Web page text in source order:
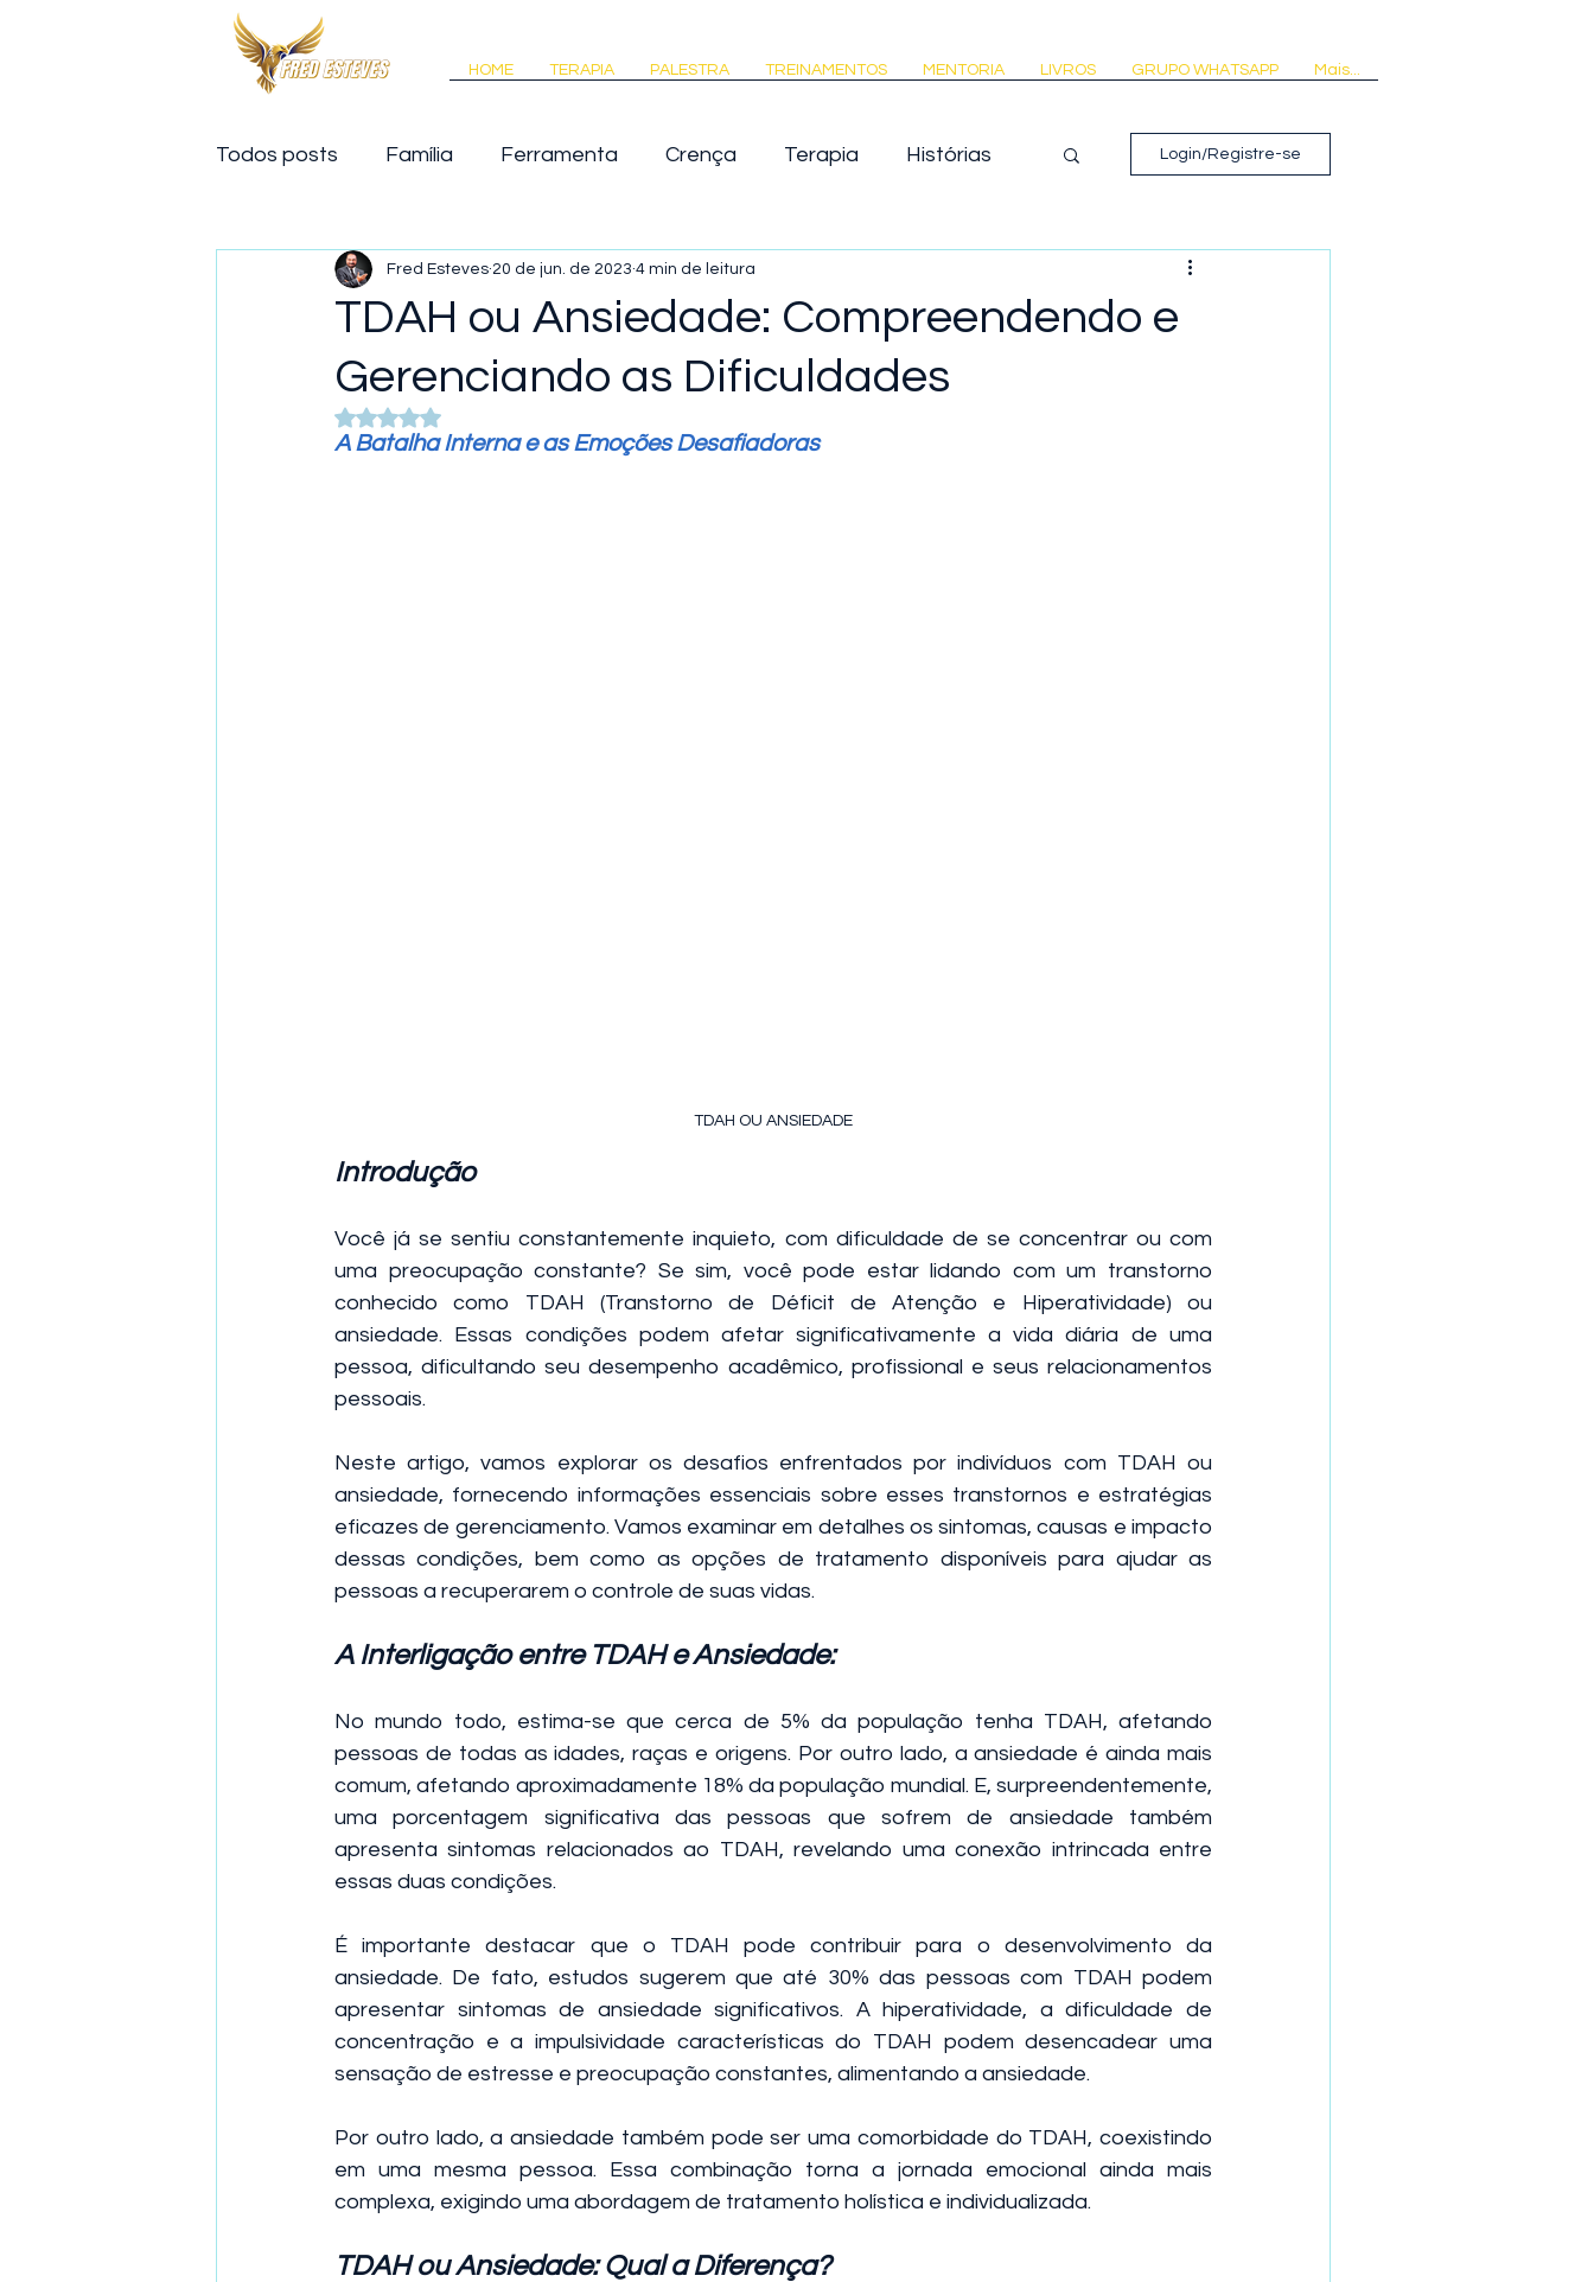
HOME TERAPIA PALESTRA TREINAMENTOS MENTORIA LIVROS GRUPO WHATSAPP Mais...
Todos posts Família Ferramenta Crença Terapia Histórias
Motivação Palestra Venda Empresa
Login/Registre-se
TDAH ou Ansiedade: Compreendendo e
Gerenciando as Dificuldades
Fred Esteves 20 de jun. de 2023 4 min de leitura
Avaliado com NaN de 5 estrelas.
A Batalha Interna e as Emoções Desafiadoras
TDAH OU ANSIEDADE
Introdução
Você já se sentiu constantemente inquieto, com dificuldade de se concentrar ou com
uma preocupação constante? Se sim, você pode estar lidando com um transtorno
conhecido como TDAH (Transtorno de Déficit de Atenção e Hiperatividade) ou
ansiedade. Essas condições podem afetar significativamente a vida diária de uma
pessoa, dificultando seu desempenho acadêmico, profissional e seus relacionamentos
pessoais.
Neste artigo, vamos explorar os desafios enfrentados por indivíduos com TDAH ou
ansiedade, fornecendo informações essenciais sobre esses transtornos e estratégias
eficazes de gerenciamento. Vamos examinar em detalhes os sintomas, causas e impacto
dessas condições, bem como as opções de tratamento disponíveis para ajudar as
pessoas a recuperarem o controle de suas vidas.
A Interligação entre TDAH e Ansiedade:
No mundo todo, estima-se que cerca de 5% da população tenha TDAH, afetando
pessoas de todas as idades, raças e origens. Por outro lado, a ansiedade é ainda mais
comum, afetando aproximadamente 18% da população mundial. E, surpreendentemente,
uma porcentagem significativa das pessoas que sofrem de ansiedade também
apresenta sintomas relacionados ao TDAH, revelando uma conexão intrincada entre
essas duas condições.
É importante destacar que o TDAH pode contribuir para o desenvolvimento da
ansiedade. De fato, estudos sugerem que até 30% das pessoas com TDAH podem
apresentar sintomas de ansiedade significativos. A hiperatividade, a dificuldade de
concentração e a impulsividade características do TDAH podem desencadear uma
sensação de estresse e preocupação constantes, alimentando a ansiedade.
Por outro lado, a ansiedade também pode ser uma comorbidade do TDAH, coexistindo
em uma mesma pessoa. Essa combinação torna a jornada emocional ainda mais
complexa, exigindo uma abordagem de tratamento holística e individualizada.
TDAH ou Ansiedade: Qual a Diferença?